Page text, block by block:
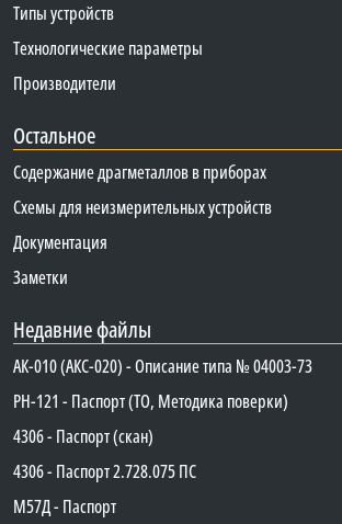
Типы устройств
Технологические параметры
Производители
Остальное
Содержание драгметаллов в приборах
Схемы для неизмерительных устройств
Документация
Заметки
Недавние файлы
АК-010 (АКС-020) - Описание типа № 04003-73
PH-121 - Паспорт (ТО, Методика поверки)
4306 - Паспорт (скан)
4306 - Паспорт 2.728.075 ПС
М57Д - Паспорт